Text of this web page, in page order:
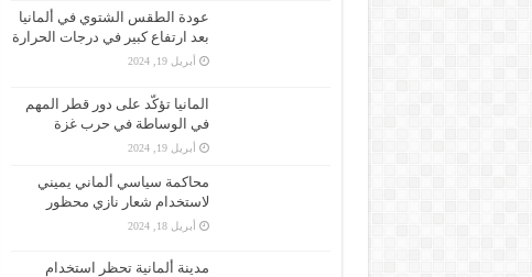
عودة الطقس الشتوي في ألمانيا
بعد ارتفاع كبير في درجات الحرارة
أبريل 19, 2024
المانيا تؤكّد على دور قطر المهم
في الوساطة في حرب غزة
أبريل 19, 2024
محاكمة سياسي ألماني يميني
لاستخدام شعار نازي محظور
أبريل 18, 2024
مدينة ألمانية تحظر استخدام